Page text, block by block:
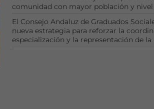
comunidad con mayor población y
El Consejo Andaluz de Graduados
nueva estrategia para reforzar la
especialización y la representación de la